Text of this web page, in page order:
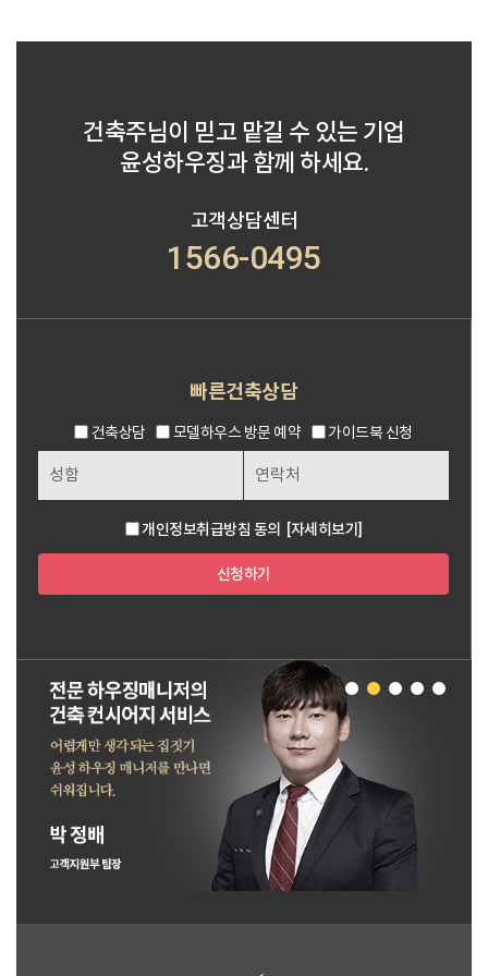
건축주님이 믿고 맡길 수 있는 기업
윤성하우징과 함께 하세요.
고객상담센터
1566-0495
빠른건축상담
건축상담 모델하우스 방문 예약 가이드북 신청
개인정보취급방침 동의 [자세히보기]
신청하기